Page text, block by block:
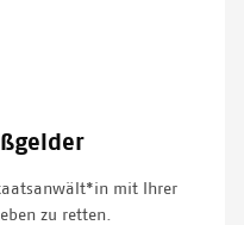
mit Ihrer
zu retten.